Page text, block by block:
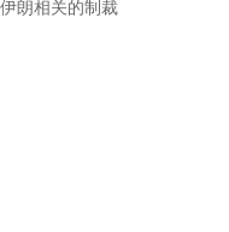
朗相关的制裁